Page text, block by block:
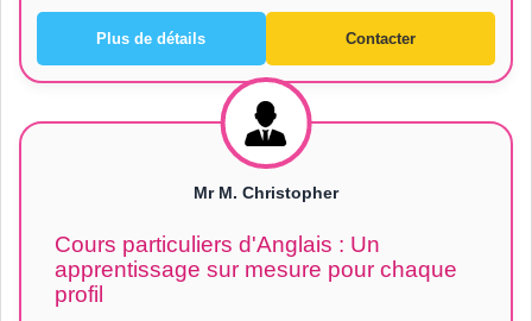
Plus de détails Contacter
Mr M. Christopher
Cours particuliers d'Anglais : Un
apprentissage sur mesure pour chaque
profil